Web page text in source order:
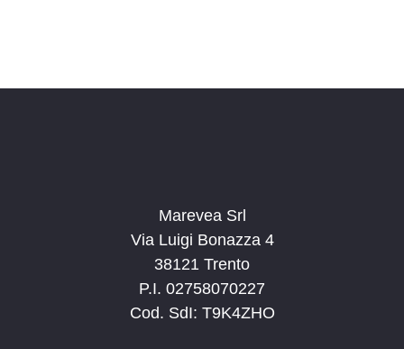
Marevea Srl
Via Luigi Bonazza 4
38121 Trento
P.I. 02758070227
Cod. SdI: T9K4ZHO